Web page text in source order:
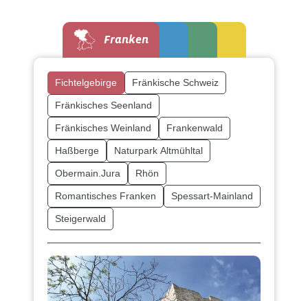
Franken
Fichtelgebirge Fränkische Schweiz
Fränkisches Seenland
Fränkisches Weinland Frankenwald
Haßberge Naturpark Altmühltal
Obermain.Jura Rhön
Romantisches Franken Spessart-Mainland
Steigerwald